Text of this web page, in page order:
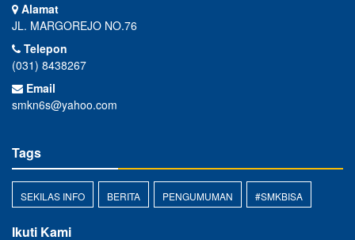
Alamat
JL. MARGOREJO NO.76
Telepon
(031) 8438267
Email
smkn6s@yahoo.com
Tags
SEKILAS INFO BERITA PENGUMUMAN #SMKBISA
Ikuti Kami